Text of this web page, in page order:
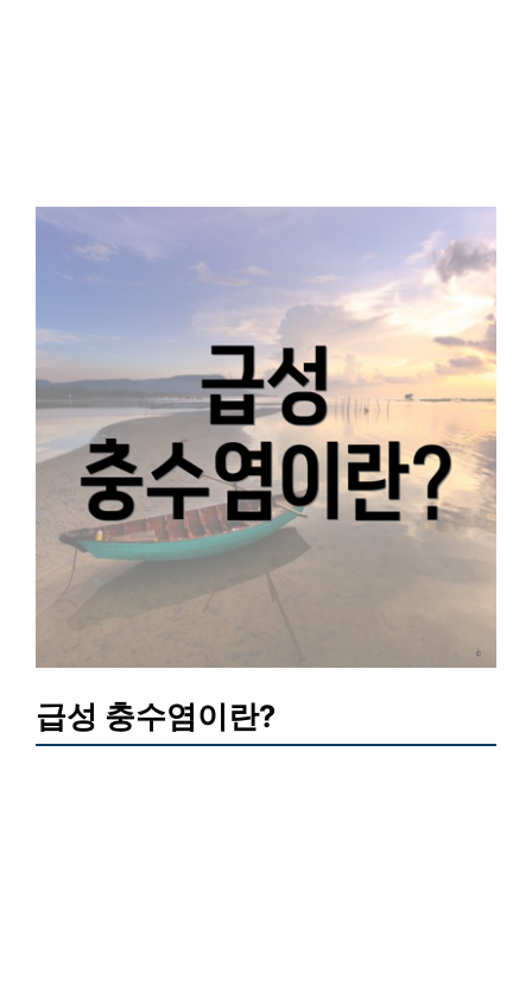
급성 충수염이란?